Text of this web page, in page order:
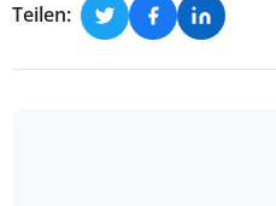
Teilen: